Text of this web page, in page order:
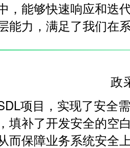
，能够快速响应和迭
能力，满足了我们在
政
项目，实现了安全
填补了开发安全的空
而保障业务系统安全